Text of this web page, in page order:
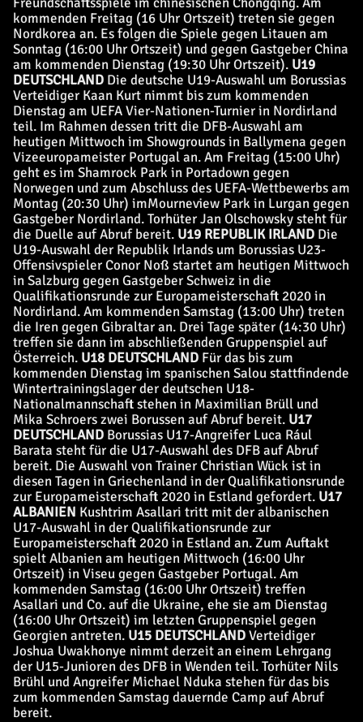
kommenden Freitag (16 Uhr Ortszeit) treten sie gegen
Nordkorea an. Es folgen die Spiele gegen Litauen am
Sonntag (16:00 Uhr Ortszeit) und gegen Gastgeber China
am kommenden Dienstag (19:30 Uhr Ortszeit). U19
DEUTSCHLAND Die deutsche U19-Auswahl um Borussias
Verteidiger Kaan Kurt nimmt bis zum kommenden
Dienstag am UEFA Vier-Nationen-Turnier in Nordirland
teil. Im Rahmen dessen tritt die DFB-Auswahl am
heutigen Mittwoch im Showgrounds in Ballymena gegen
Vizeeuropameister Portugal an. Am Freitag (15:00 Uhr)
geht es im Shamrock Park in Portadown gegen
Norwegen und zum Abschluss des UEFA-Wettbewerbs am
Montag (20:30 Uhr) imMourneview Park in Lurgan gegen
Gastgeber Nordirland. Torhüter Jan Olschowsky steht für
die Duelle auf Abruf bereit. U19 REPUBLIK IRLAND Die
U19-Auswahl der Republik Irlands um Borussias U23-
Offensivspieler Conor Noß startet am heutigen Mittwoch
in Salzburg gegen Gastgeber Schweiz in die
Qualifikationsrunde zur Europameisterschaft 2020 in
Nordirland. Am kommenden Samstag (13:00 Uhr) treten
die Iren gegen Gibraltar an. Drei Tage später (14:30 Uhr)
treffen sie dann im abschließenden Gruppenspiel auf
Österreich. U18 DEUTSCHLAND Für das bis zum
kommenden Dienstag im spanischen Salou stattfindende
Wintertrainingslager der deutschen U18-
Nationalmannschaft stehen in Maximilian Brüll und
Mika Schroers zwei Borussen auf Abruf bereit. U17
DEUTSCHLAND Borussias U17-Angreifer Luca Rául
Barata steht für die U17-Auswahl des DFB auf Abruf
bereit. Die Auswahl von Trainer Christian Wück ist in
diesen Tagen in Griechenland in der Qualifikationsrunde
zur Europameisterschaft 2020 in Estland gefordert. U17
ALBANIEN Kushtrim Asallari tritt mit der albanischen
U17-Auswahl in der Qualifikationsrunde zur
Europameisterschaft 2020 in Estland an. Zum Auftakt
spielt Albanien am heutigen Mittwoch (16:00 Uhr
Ortszeit) in Viseu gegen Gastgeber Portugal. Am
kommenden Samstag (16:00 Uhr Ortszeit) treffen
Asallari und Co. auf die Ukraine, ehe sie am Dienstag
(16:00 Uhr Ortszeit) im letzten Gruppenspiel gegen
Georgien antreten. U15 DEUTSCHLANDVerteidiger
Joshua Uwakhonye nimmt derzeit an einem Lehrgang
der U15-Junioren des DFB in Wenden teil. Torhüter Nils
Brühl und Angreifer Michael Nduka stehen für das bis
zum kommenden Samstag dauernde Camp auf Abruf
bereit.